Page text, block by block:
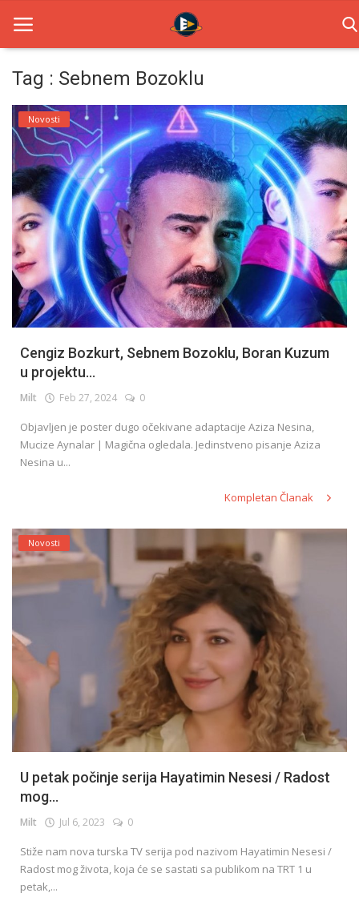
Home
Novosti
TV Serije
Filmovi
Glumci
Contact
Login
Register
Tag : Sebnem Bozoklu
Novosti
Cengiz Bozkurt, Sebnem Bozoklu, Boran Kuzum
u projektu...
Milt Feb 27, 2024 0
Objavljen je poster dugo očekivane adaptacije Aziza Nesina,
Mucize Aynalar | Magična ogledala. Jedinstveno pisanje Aziza
Nesina u...
Kompletan Članak
Novosti
U petak počinje serija Hayatimin Nesesi / Radost
mog...
Milt Jul 6, 2023 0
Stiže nam nova turska TV serija pod nazivom Hayatimin Nesesi /
Radost mog života, koja će se sastati sa publikom na TRT 1 u
petak,...